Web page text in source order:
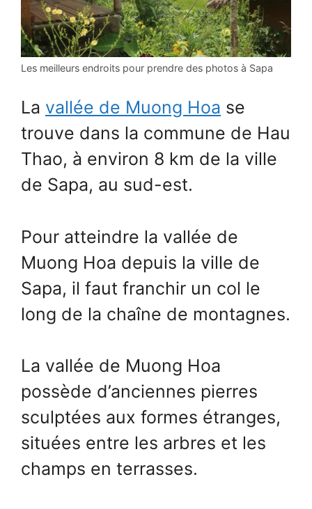
Les meilleurs endroits pour prendre des photos à Sapa
La vallée de Muong Hoa se
trouve dans la commune de Hau
Thao, à environ 8 km de la ville
de Sapa, au sud-est.
Pour atteindre la vallée de
Muong Hoa depuis la ville de
Sapa, il faut franchir un col le
long de la chaîne de montagnes.
La vallée de Muong Hoa
possède d’anciennes pierres
sculptées aux formes étranges,
situées entre les arbres et les
champs en terrasses.